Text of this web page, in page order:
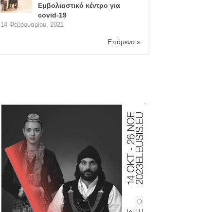
Εμβολιαστικό κέντρο για
covid-19
14 Φεβρουαρίου, 2021
Επόμενο »